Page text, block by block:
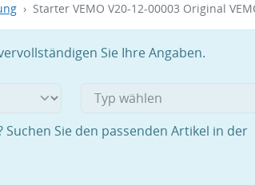
Starter VEMO V20-12-00003 Original
Sie Ihre Angaben.
Sie den passenden Artikel in der